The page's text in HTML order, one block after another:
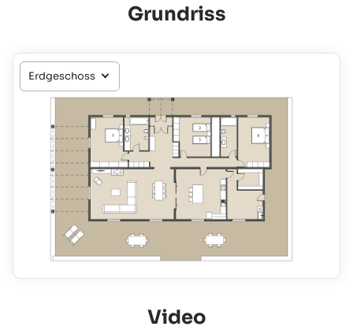
Grundriss
Video